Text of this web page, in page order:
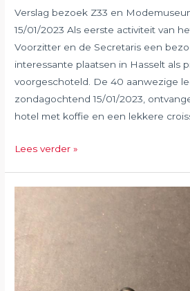
Verslag bezoek Z33 en
15/01/2023 Als eerste activiteit van
Voorzitter en de Secretaris een
interessante plaatsen in Hasselt als
voorgeschoteld. De 40 aanwezige
zondagochtend 15/01/2023,
hotel met koffie en een lekkere
Januari
Lees verder »